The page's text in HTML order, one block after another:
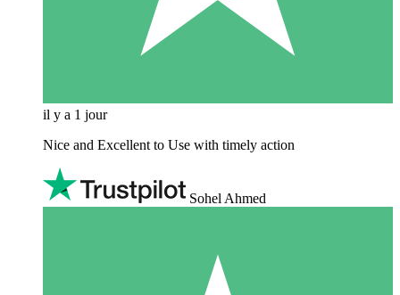
il y a 1 jour
Nice and Excellent to Use with timely action
Sohel Ahmed